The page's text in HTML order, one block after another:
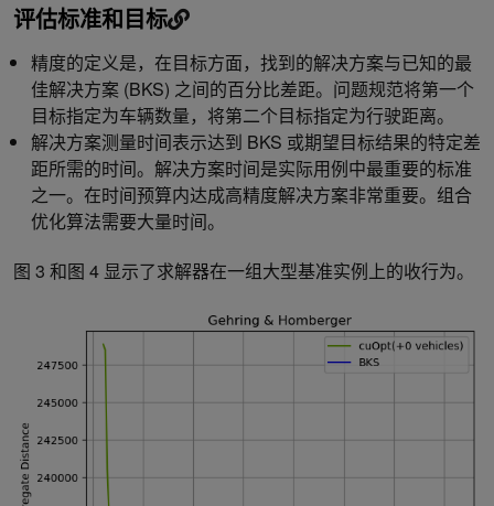
评估标准和目标
精度的定义是，在目标方面，找到的解决方案与已知的最
佳解决方案 (BKS) 之间的百分比差距。问题规范将第一个
目标指定为车辆数量，将第二个目标指定为行驶距离。
解决方案测量时间表示达到 BKS 或期望目标结果的特定差
距所需的时间。解决方案时间是实际用例中最重要的标准
之一。在时间预算内达成高精度解决方案非常重要。组合
优化算法需要大量时间。
图 3 和图 4 显示了求解器在一组大型基准实例上的收行为。